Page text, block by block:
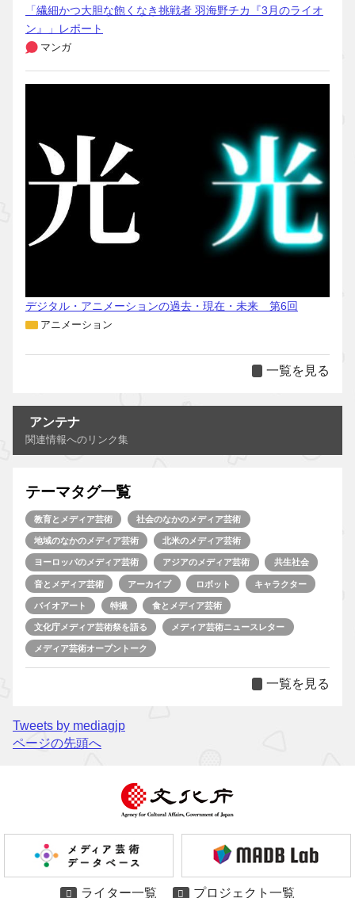
「繊細かつ大胆な飽くなき挑戦者 羽海野チカ『3月のライオ
ン』」レポート
マンガ
デジタル・アニメーションの過去・現在・未来 第6回
アニメーション
一覧を見る
アンテナ
関連情報へのリンク集
テーマタグ一覧
教育とメディア芸術 社会のなかのメディア芸術
地域のなかのメディア芸術 北米のメディア芸術
ヨーロッパのメディア芸術 アジアのメディア芸術 共生社会
音とメディア芸術 アーカイブ ロボット キャラクター
バイオアート 特撮 食とメディア芸術
文化庁メディア芸術祭を語る メディア芸術ニュースレター
メディア芸術オープントーク
一覧を見る
Tweets by mediagjp
ページの先頭へ
ライター一覧 プロジェクト一覧